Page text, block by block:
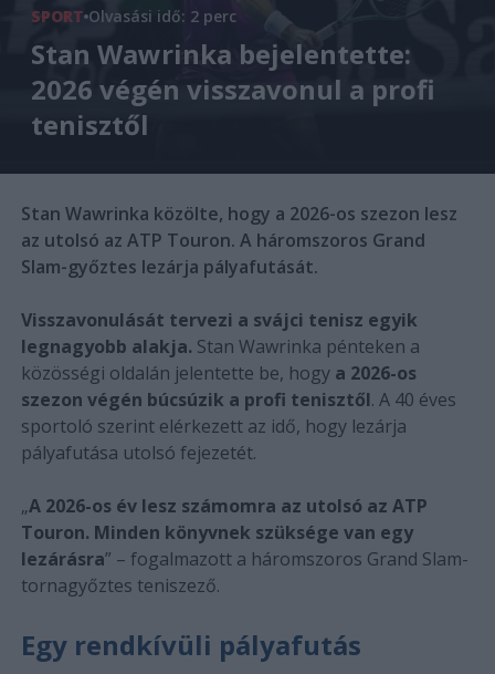
SPORT Olvasási idő: 2 perc
Stan Wawrinka bejelentette:
2026 végén visszavonul a profi
tenisztől
Stan Wawrinka közölte, hogy a 2026-os szezon lesz
az utolsó az ATP Touron. A háromszoros Grand
Slam-győztes lezárja pályafutását.
Visszavonulását tervezi a svájci tenisz egyik
legnagyobb alakja. Stan Wawrinka pénteken a
közösségi oldalán jelentette be, hogy a 2026-os
szezon végén búcsúzik a profi tenisztől. A 40 éves
sportoló szerint elérkezett az idő, hogy lezárja
pályafutása utolsó fejezetét.
„A 2026-os év lesz számomra az utolsó az ATP
Touron. Minden könyvnek szüksége van egy
lezárásra” – fogalmazott a háromszoros Grand Slam-
tornagyőztes teniszező.
Egy rendkívüli pályafutás